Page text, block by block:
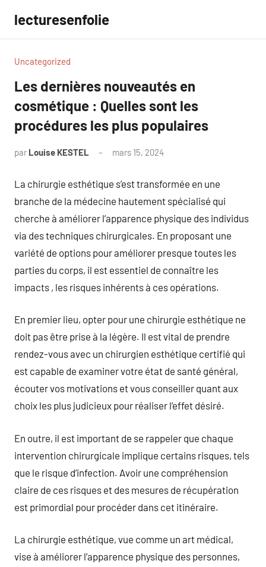
contenu
lecturesenfolie
Uncategorized
Les dernières nouveautés en
cosmétique : Quelles sont les
procédures les plus populaires
par Louise KESTEL mars 15, 2024
La chirurgie esthétique s’est transformée en une
branche de la médecine hautement spécialisé qui
cherche à améliorer l’apparence physique des individus
via des techniques chirurgicales. En proposant une
variété de options pour améliorer presque toutes les
parties du corps, il est essentiel de connaître les
impacts , les risques inhérents à ces opérations.
En premier lieu, opter pour une chirurgie esthétique ne
doit pas être prise à la légère. Il est vital de prendre
rendez-vous avec un chirurgien esthétique certifié qui
est capable de examiner votre état de santé général,
écouter vos motivations et vous conseiller quant aux
choix les plus judicieux pour réaliser l’effet désiré.
En outre, il est important de se rappeler que chaque
intervention chirurgicale implique certains risques, tels
que le risque d’infection. Avoir une compréhension
claire de ces risques et des mesures de récupération
est primordial pour procéder dans cet itinéraire.
La chirurgie esthétique, vue comme un art médical,
vise à améliorer l’apparence physique des personnes,